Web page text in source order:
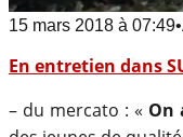
15 mars 2018 à 07:49•
En entretien dans
– du mercato : « On